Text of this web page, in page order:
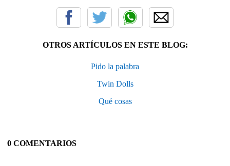
OTROS ARTÍCULOS EN ESTE BLOG:
Pido la palabra
Twin Dolls
Qué cosas
0 COMENTARIOS